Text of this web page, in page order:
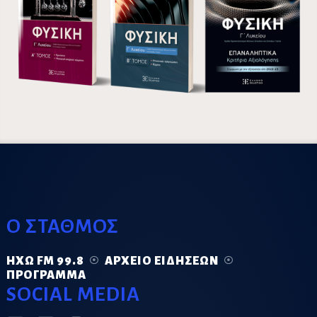
Ο ΣΤΑΘΜΟΣ
ΗΧΏ FM 99.8
ΑΡΧΕΊΟ ΕΙΔΉΣΕΩΝ
ΠΡΌΓΡΑΜΜΑ
SOCIAL MEDIA